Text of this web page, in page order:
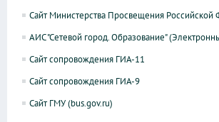
Сайт Министерства Просвещения Российской
АИС "Сетевой город. Образование"
Сайт сопровождения ГИА-11
Сайт сопровождения ГИА-9
Сайт ГМУ (bus.gov.ru)